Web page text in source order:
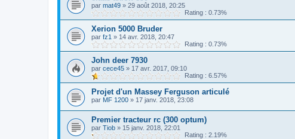
par mat49 » 29 août 2018, 20:25
Rating : 0.73%
Xerion 5000 Bruder
par fz1 » 14 avr. 2018, 20:47
Rating : 0.73%
John deer 7930
par cece45 » 17 avr. 2017, 09:10
Rating : 6.57%
Projet d'un Massey Ferguson articulé
par MF 1200 » 17 janv. 2018, 23:08
Premier tracteur rc (300 optum)
par Tiob » 15 janv. 2018, 22:01
Rating : 2.19%